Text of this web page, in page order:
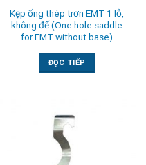
Kẹp ống thép trơn EMT 1 lỗ,
không đế (One hole saddle
for EMT without base)
ĐỌC TIẾP